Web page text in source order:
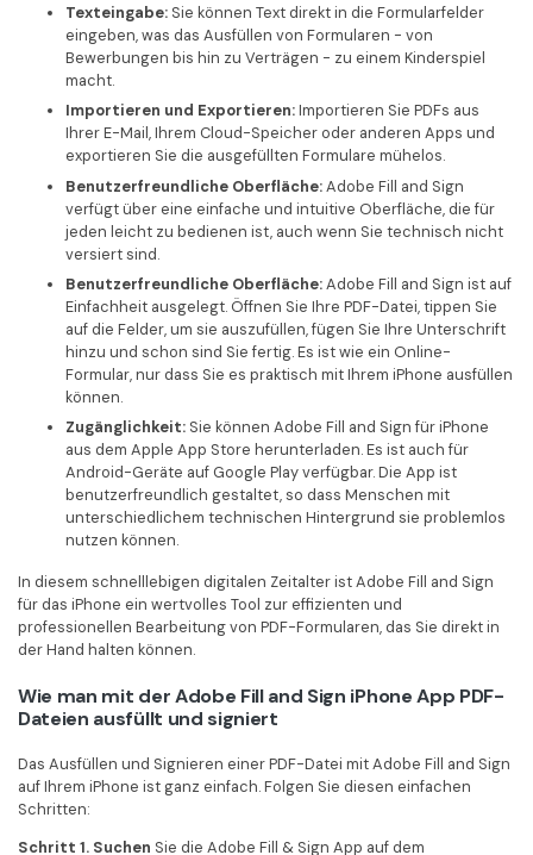
Texteingabe: Sie können Text direkt in die Formularfelder
eingeben, was das Ausfüllen von Formularen - von
Bewerbungen bis hin zu Verträgen - zu einem Kinderspiel
macht.
Importieren und Exportieren:Importieren Sie PDFs aus
Ihrer E-Mail, Ihrem Cloud-Speicher oder anderen Apps und
exportieren Sie die ausgefüllten Formulare mühelos.
Benutzerfreundliche Oberfläche:Adobe Fill and Sign
verfügt über eine einfache und intuitive Oberfläche, die für
jeden leicht zu bedienen ist, auch wenn Sie technisch nicht
versiert sind.
Benutzerfreundliche Oberfläche:Adobe Fill and Sign ist auf
Einfachheit ausgelegt. Öffnen Sie Ihre PDF-Datei, tippen Sie
auf die Felder, um sie auszufüllen, fügen Sie Ihre Unterschrift
hinzu und schon sind Sie fertig. Es ist wie ein Online-
Formular, nur dass Sie es praktisch mit Ihrem iPhone ausfüllen
können.
Zugänglichkeit: Sie können Adobe Fill and Sign für iPhone
aus dem Apple App Store herunterladen. Es ist auch für
Android-Geräte auf Google Play verfügbar. Die App ist
benutzerfreundlich gestaltet, so dass Menschen mit
unterschiedlichem technischen Hintergrund sie problemlos
nutzen können.
In diesem schnelllebigen digitalen Zeitalter ist Adobe Fill and Sign
für das iPhone ein wertvolles Tool zur effizienten und
professionellen Bearbeitung von PDF-Formularen, das Sie direkt in
der Hand halten können.
Wie man mit der Adobe Fill and Sign iPhone App PDF-
Dateien ausfüllt und signiert
Das Ausfüllen und Signieren einer PDF-Datei mit Adobe Fill and Sign
auf Ihrem iPhone ist ganz einfach. Folgen Sie diesen einfachen
Schritten:
Schritt 1. Suchen Sie die Adobe Fill & Sign App auf dem